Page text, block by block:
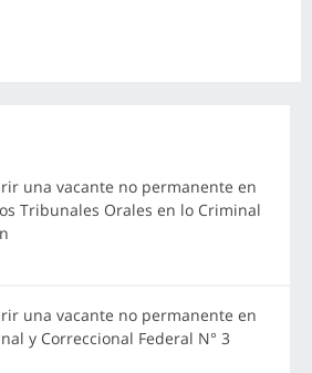
una vacante no permanente en
Tribunales Orales en lo Criminal
una vacante no permanente en
y Correccional Federal N° 3